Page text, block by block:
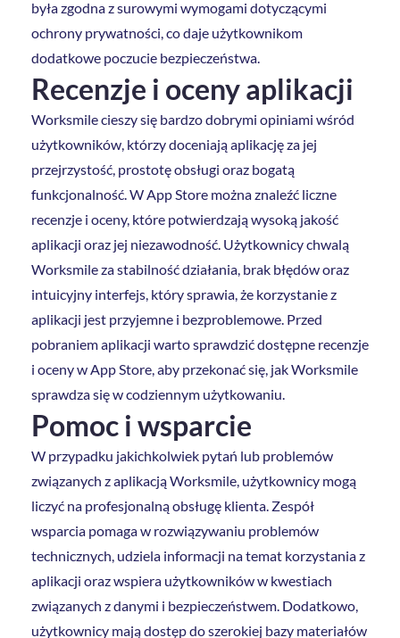
była zgodna z surowymi wymogami dotyczącymi
ochrony prywatności, co daje użytkownikom
dodatkowe poczucie bezpieczeństwa.
Recenzje i oceny aplikacji
Worksmile cieszy się bardzo dobrymi opiniami wśród
użytkowników, którzy doceniają aplikację za jej
przejrzystość, prostotę obsługi oraz bogatą
funkcjonalność. W App Store można znaleźć liczne
recenzje i oceny, które potwierdzają wysoką jakość
aplikacji oraz jej niezawodność. Użytkownicy chwalą
Worksmile za stabilność działania, brak błędów oraz
intuicyjny interfejs, który sprawia, że korzystanie z
aplikacji jest przyjemne i bezproblemowe. Przed
pobraniem aplikacji warto sprawdzić dostępne recenzje
i oceny w App Store, aby przekonać się, jak Worksmile
sprawdza się w codziennym użytkowaniu.
Pomoc i wsparcie
W przypadku jakichkolwiek pytań lub problemów
związanych z aplikacją Worksmile, użytkownicy mogą
liczyć na profesjonalną obsługę klienta. Zespół
wsparcia pomaga w rozwiązywaniu problemów
technicznych, udziela informacji na temat korzystania z
aplikacji oraz wspiera użytkowników w kwestiach
związanych z danymi i bezpieczeństwem. Dodatkowo,
użytkownicy mają dostęp do szerokiej bazy materiałów